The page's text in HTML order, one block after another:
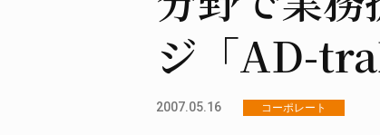
ジ「AD-
2007.05.16 コーポレート